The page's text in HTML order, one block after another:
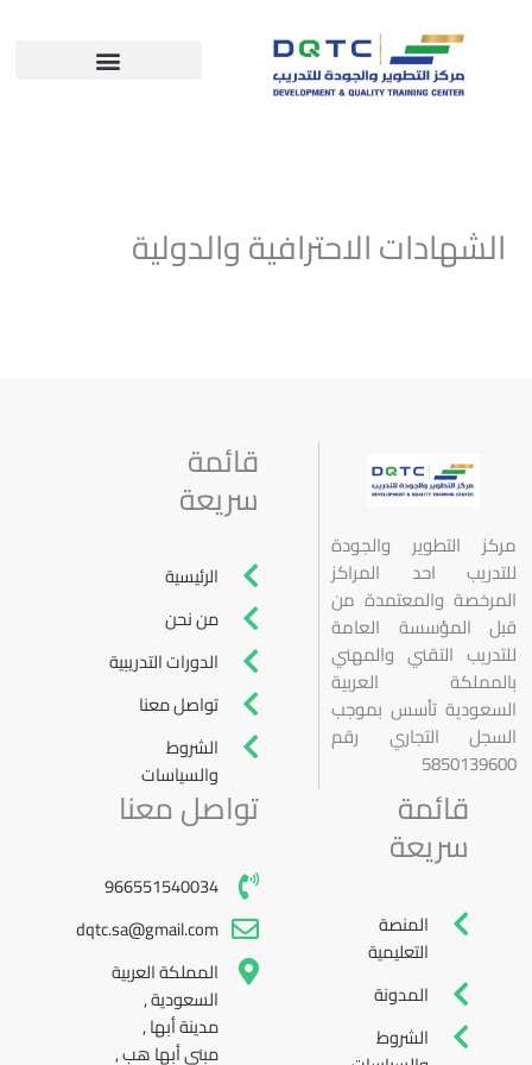
الشهادات الاحترافية والدولية
مركز التطوير والجودة
للتدريب احد المراكز
المرخصة والمعتمدة من
قبل المؤسسة العامة
للتدريب التقني والمهني
بالمملكة العربية
السعودية تأسس بموجب
السجل التجاري رقم
5850139600
قائمة
سريعة
الرئيسية
من نحن
الدورات التدريبية
تواصل معنا
الشروط
والسياسات
قائمة
سريعة
المنصة
التعليمية
المدونة
الشروط
تواصل معنا
966551540034
dqtc.sa@gmail.com
المملكة العربية
السعودية ,
مدينة أبها ,
مبنى أبها هب ,